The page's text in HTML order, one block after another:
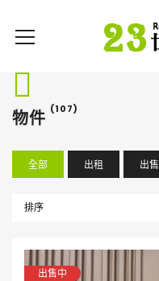
物件 (107)
全部 出租 出售
排序
出售中